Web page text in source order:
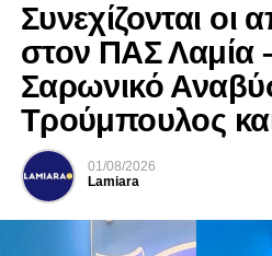
Συνεχίζονται οι
στον ΠΑΣ Λαμία
Σαρωνικό
Τρούμπουλος
01/08/2026
Lamiara